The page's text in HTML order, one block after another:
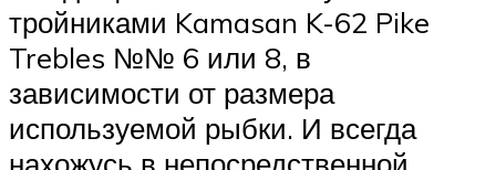
тройниками Kamasan K-62 Pike
Trebles №№ 6 или 8, в
зависимости от размера
используемой рыбки. И всегда